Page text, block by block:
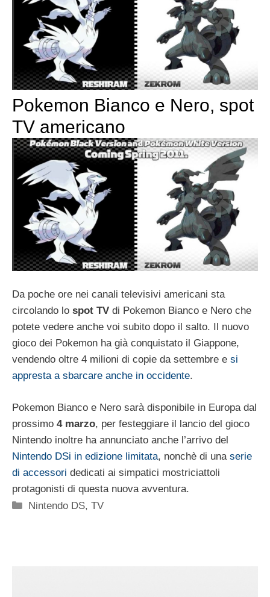
Pokemon Bianco e Nero, spot
TV americano
Da poche ore nei canali televisivi americani sta
circolando lo spot TV di Pokemon Bianco e Nero che
potete vedere anche voi subito dopo il salto. Il nuovo
gioco dei Pokemon ha già conquistato il Giappone,
vendendo oltre 4 milioni di copie da settembre e si
appresta a sbarcare anche in occidente.
Pokemon Bianco e Nero sarà disponibile in Europa dal
prossimo 4 marzo, per festeggiare il lancio del gioco
Nintendo inoltre ha annunciato anche l’arrivo del
Nintendo DSi in edizione limitata, nonchè di una serie
di accessori dedicati ai simpatici mostriciattoli
protagonisti di questa nuova avventura.
Categorie
Nintendo DS,TV